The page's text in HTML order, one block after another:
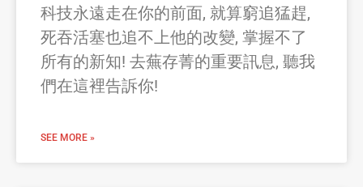
科技永遠走在你的前面, 就算窮追猛趕,
死吞活塞也追不上他的改變, 掌握不了
所有的新知! 去蕪存菁的重要訊息, 聽我
們在這裡告訴你!
SEE MORE »